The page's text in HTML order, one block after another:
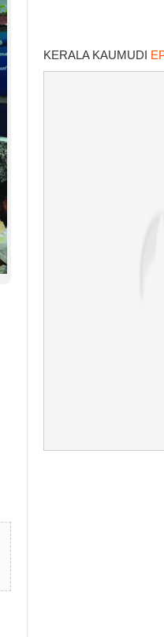
KERALA KAUMUDI